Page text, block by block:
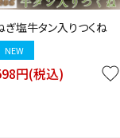
ぎ塩牛タン入りつくね
NEW
円(税込) favorite